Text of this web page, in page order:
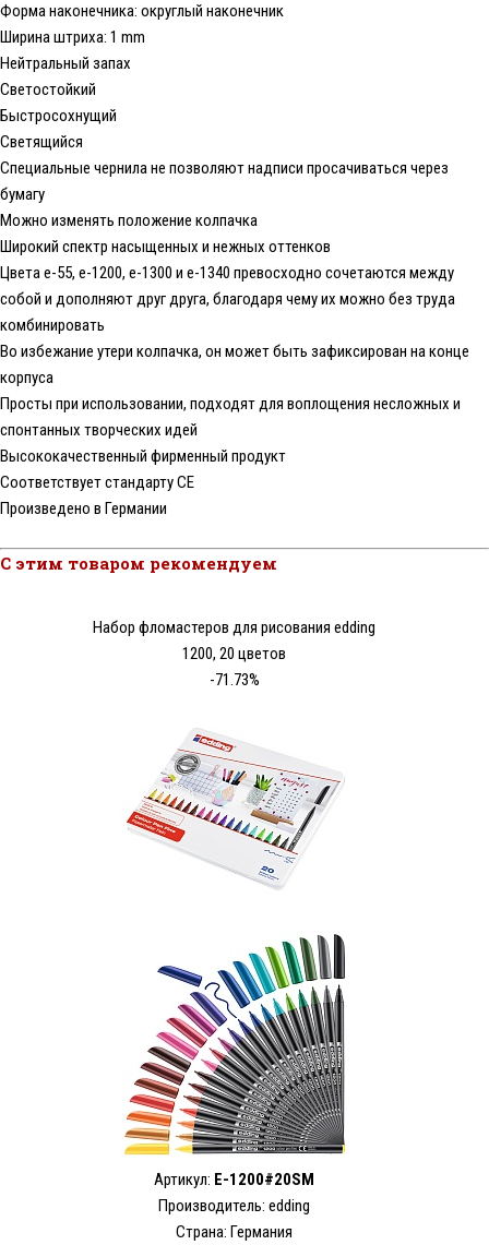
Форма наконечника: округлый наконечник
Ширина штриха: 1 mm
Нейтральный запах
Светостойкий
Быстросохнущий
Светящийся
Специальные чернила не позволяют надписи просачиваться через
бумагу
Можно изменять положение колпачка
Широкий спектр насыщенных и нежных оттенков
Цвета e-55, e-1200, e-1300 и e-1340 превосходно сочетаются между
собой и дополняют друг друга, благодаря чему их можно без труда
комбинировать
Во избежание утери колпачка, он может быть зафиксирован на конце
корпуса
Просты при использовании, подходят для воплощения несложных и
спонтанных творческих идей
Высококачественный фирменный продукт
Соответствует стандарту CE
Произведено в Германии
С этим товаром рекомендуем
Набор фломастеров для рисования edding
1200, 20 цветов
-71.73%
Артикул: E-1200#20SM
Производитель: edding
Страна: Германия